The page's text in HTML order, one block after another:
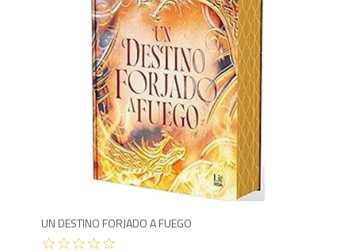
UN DESTINO FORJADO A FUEGO